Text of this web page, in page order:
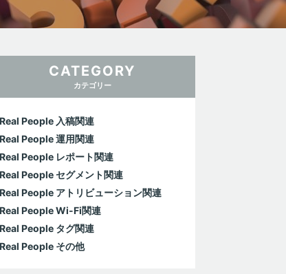
CATEGORY
カテゴリー
Real People 入稿関連
Real People 運用関連
Real People レポート関連
Real People セグメント関連
Real People アトリビューション関連
Real People Wi-Fi関連
Real People タグ関連
Real People その他